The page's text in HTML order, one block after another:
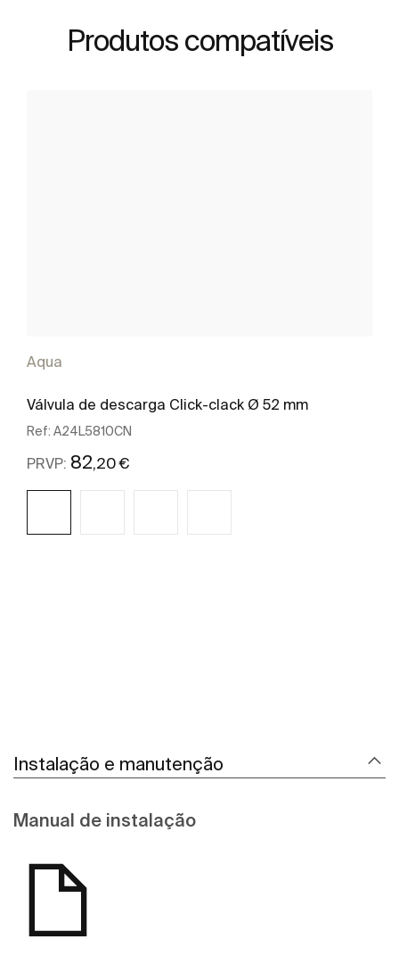
Produtos compatíveis
Aqua
Válvula de descarga Click-clack Ø 52 mm
Ref: A24L5810CN
PRVP: 82,20 €
Instalação e manutenção
Manual de instalação